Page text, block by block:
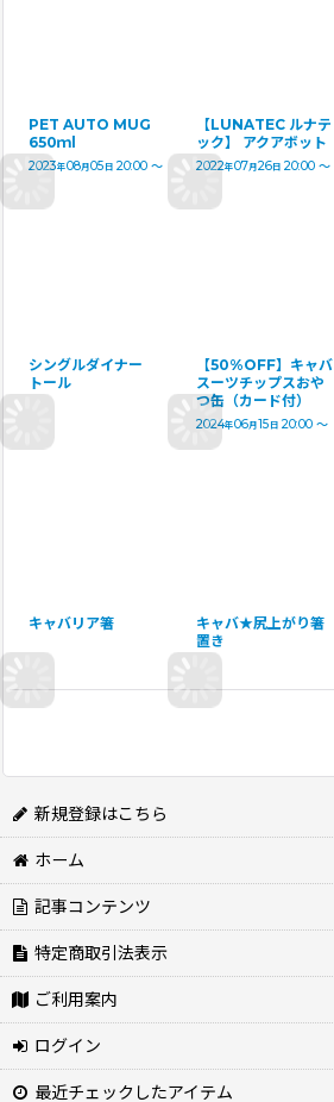
PET AUTO MUG
650ｍl
2023年08月05 日 20:00 ～
【LUNATEC ルナテ
ック】 アクアボット
2022年07月26日 20:00 ～
シングルダイナー
トール
【50%OFF】キャバ
スーツチップスおや
つ缶（カード付）
2024年06月15 日 20:00 ～
キャバリア箸
キャバ★尻上がり箸
置き
新規登録はこちら
ホーム
記事コンテンツ
特定商取引法表示
ご利用案内
ログイン
最近チェックしたアイテム